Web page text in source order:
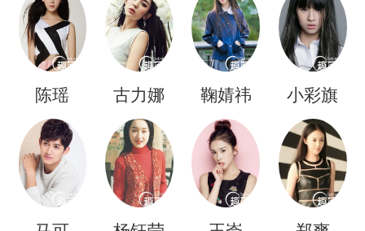
陈瑶 古力娜
扎
鞠婧祎 小彩旗